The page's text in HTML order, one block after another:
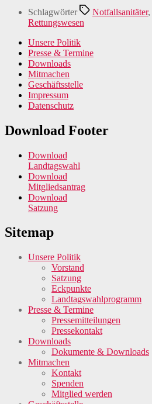
Schlagwörter Notfallsanitäter,
Rettungswesen
Unsere Politik
Presse & Termine
Downloads
Mitmachen
Geschäftsstelle
Impressum
Datenschutz
Download Footer
Download
Landtagswahl
Download
Mitgliedsantrag
Download
Satzung
Sitemap
Unsere Politik
Vorstand
Satzung
Eckpunkte
Landtagswahlprogramm
Presse & Termine
Pressemitteilungen
Pressekontakt
Downloads
Dokumente & Downloads
Mitmachen
Kontakt
Spenden
Mitglied werden